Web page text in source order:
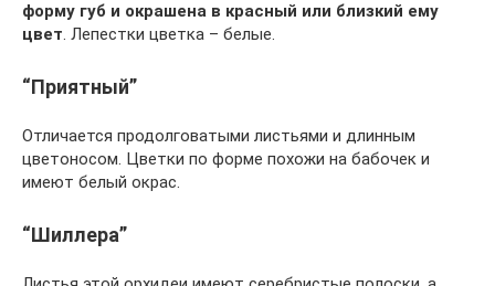
форму губ и окрашена в красный или близкий ему
цвет. Лепестки цветка – белые.
“Приятный”
Отличается продолговатыми листьями и длинным
цветоносом. Цветки по форме похожи на бабочек и
имеют белый окрас.
“Шиллера”